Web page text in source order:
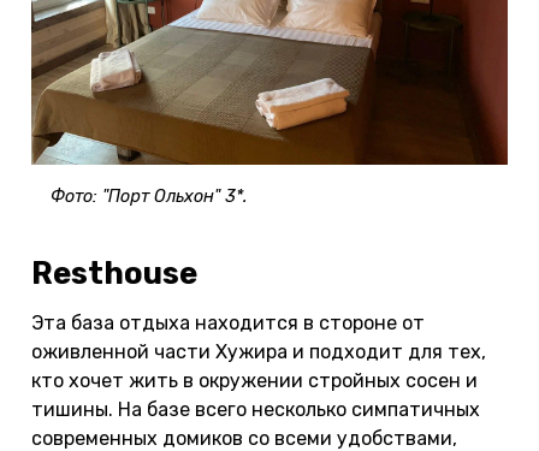
Фото: "Порт Ольхон" 3*.
Resthouse
Эта база отдыха находится в стороне от
оживленной части Хужира и подходит для тех,
кто хочет жить в окружении стройных сосен и
тишины. На базе всего несколько симпатичных
современных домиков со всеми удобствами,